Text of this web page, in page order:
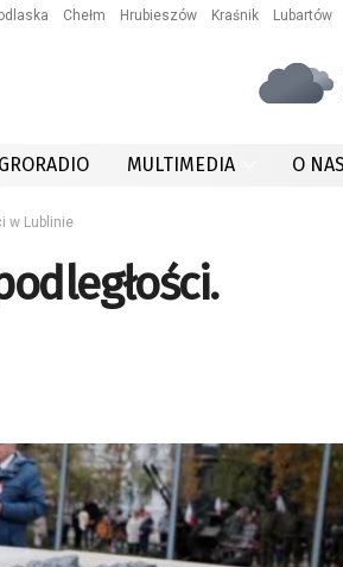
Chełm Hrubieszów Kraśnik Lubartów
MULTIMEDIA O NAS
w Lublinie